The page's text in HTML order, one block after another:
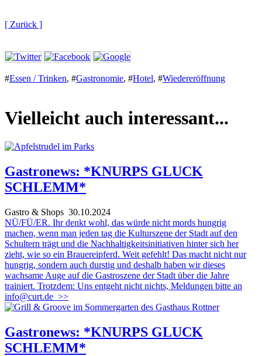
[ Zurück ]
#Essen / Trinken, #Gastronomie, #Hotel, #Wiedereröffnung
Vielleicht auch interessant...
Gastronews: *KNURPS GLUCK
SCHLEMM*
Gastro & Shops 30.10.2024
NÜ/FÜ/ER. Ihr denkt wohl, das würde nicht mords hungrig
machen, wenn man jeden tag die Kulturszene der Stadt auf den
Schultern trägt und die Nachhaltigkeitsinitiativen hinter sich her
zieht, wie so ein Brauereipferd. Weit gefehlt! Das macht nicht nur
hungrig, sondern auch durstig und deshalb haben wir dieses
wachsame Auge auf die Gastroszene der Stadt über die Jahre
trainiert. Trotzdem: Uns entgeht nicht nichts, Meldungen bitte an
info@curt.de >>
Gastronews: *KNURPS GLUCK
SCHLEMM*